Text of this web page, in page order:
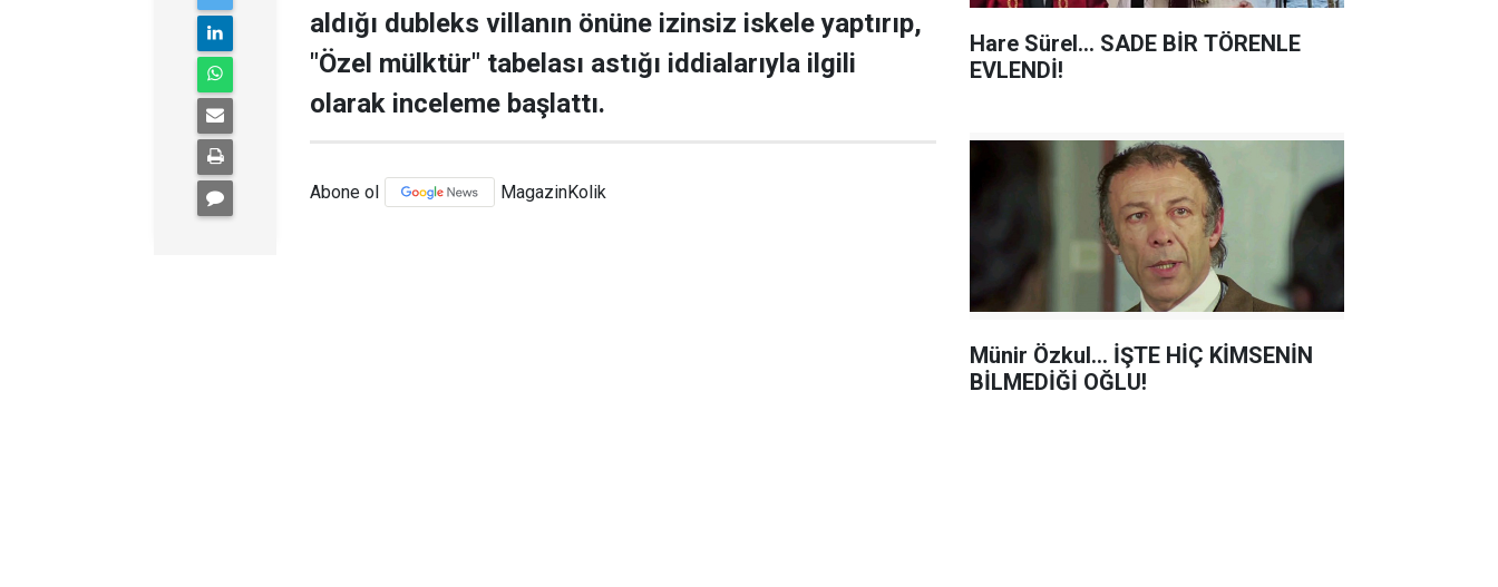
aldığı dubleks villanın önüne izinsiz iskele yaptırıp,
"Özel mülktür" tabelası astığı iddialarıyla ilgili
olarak inceleme başlattı.
Abone ol MagazinKolik
Hare Sürel... SADE BİR TÖRENLE
EVLENDİ!
Münir Özkul... İŞTE HİÇ KİMSENİN
BİLMEDİĞİ OĞLU!